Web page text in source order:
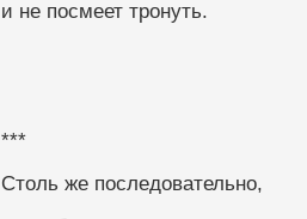
и не посмеет тронуть.
***
Столь же последовательно,